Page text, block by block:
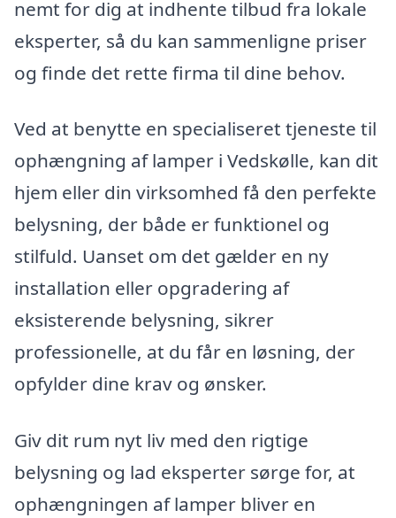
nemt for dig at indhente tilbud fra lokale
eksperter, så du kan sammenligne priser
og finde det rette firma til dine behov.
Ved at benytte en specialiseret tjeneste til
ophængning af lamper i Vedskølle, kan dit
hjem eller din virksomhed få den perfekte
belysning, der både er funktionel og
stilfuld. Uanset om det gælder en ny
installation eller opgradering af
eksisterende belysning, sikrer
professionelle, at du får en løsning, der
opfylder dine krav og ønsker.
Giv dit rum nyt liv med den rigtige
belysning og lad eksperter sørge for, at
ophængningen af lamper bliver en